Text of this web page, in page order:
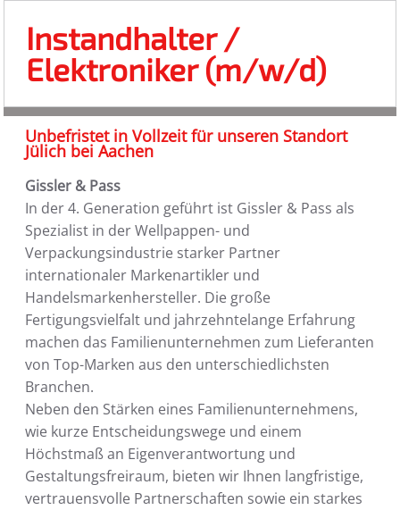
Instandhalter /
Elektroniker (m/w/d)
Unbefristet in Vollzeit für unseren Standort
Jülich bei Aachen
Gissler & Pass
In der 4. Generation geführt ist Gissler & Pass als
Spezialist in der Wellpappen- und
Verpackungsindustrie starker Partner
internationaler Markenartikler und
Handelsmarkenhersteller. Die große
Fertigungsvielfalt und jahrzehntelange Erfahrung
machen das Familienunternehmen zum Lieferanten
von Top-Marken aus den unterschiedlichsten
Branchen.
Neben den Stärken eines Familienunternehmens,
wie kurze Entscheidungswege und einem
Höchstmaß an Eigenverantwortung und
Gestaltungsfreiraum, bieten wir Ihnen langfristige,
vertrauensvolle Partnerschaften sowie ein starkes